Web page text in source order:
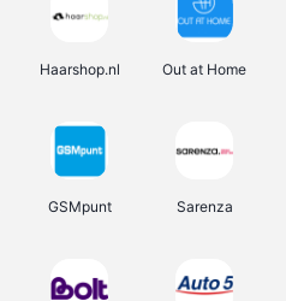
Haarshop.nl Out at Home
GSMpunt Sarenza